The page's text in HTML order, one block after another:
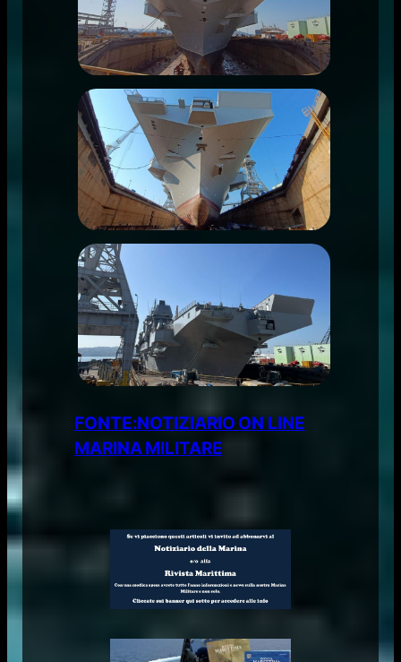
FONTE:NOTIZIARIO ON LINE
MARINA MILITARE